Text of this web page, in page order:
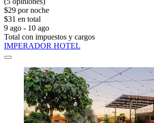
$29 por noche
$31 en total
9 ago - 10 ago
Total con impuestos y cargos
IMPERADOR HOTEL